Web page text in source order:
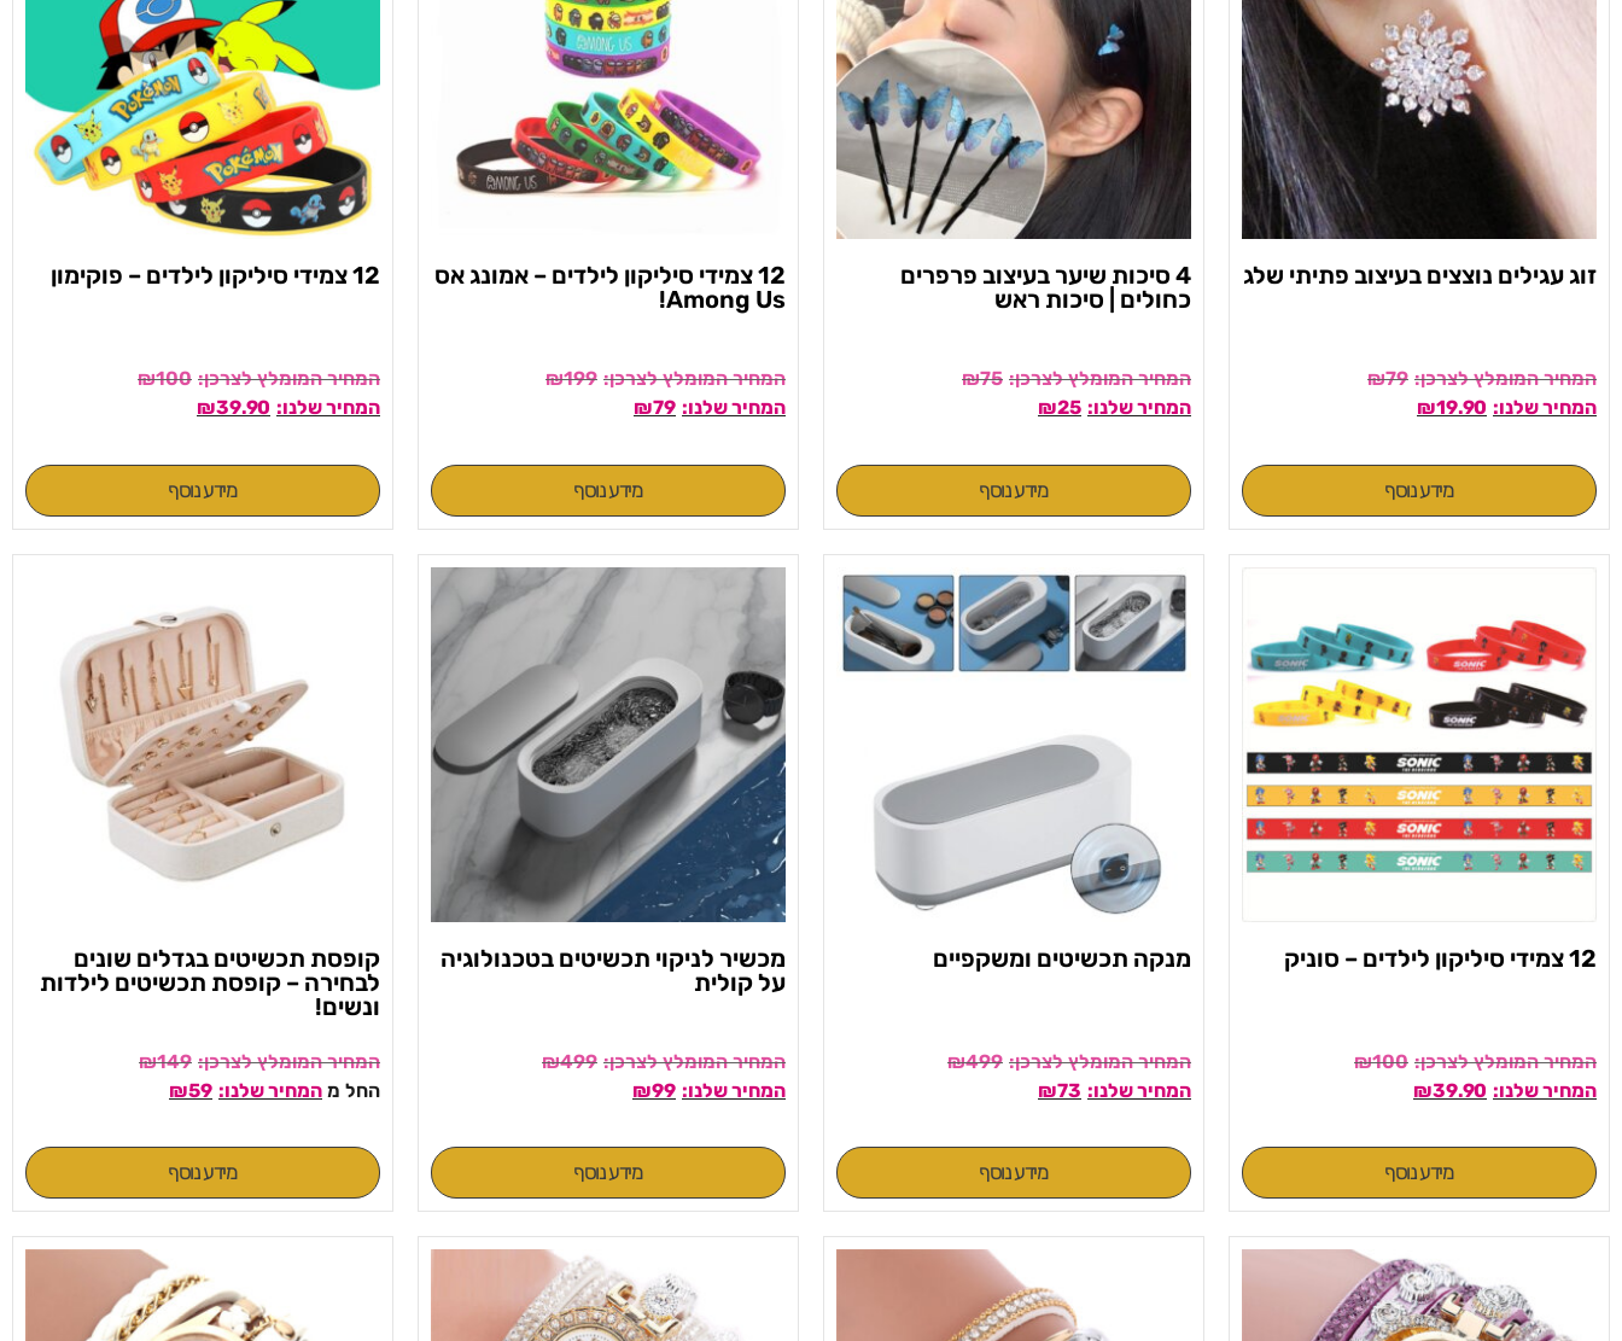
זוג עגילים נוצצים בעיצוב פתיתי שלג
₪79
₪19.90
מידע נוסף
4 סיכות שיער בעיצוב פרפרים
כחולים | סיכות ראש
₪75
₪25
מידע נוסף
12 צמידי סיליקון לילדים – אמונג אס
Among Us!
₪199
₪79
מידע נוסף
12 צמידי סיליקון לילדים – פוקימון
₪100
₪39.90
מידע נוסף
12 צמידי סיליקון לילדים – סוניק
₪100
₪39.90
מידע נוסף
מנקה תכשיטים ומשקפיים
₪499
₪73
מידע נוסף
מכשיר לניקוי תכשיטים בטכנולוגיה
על קולית
₪499
₪99
מידע נוסף
קופסת תכשיטים בגדלים שונים
לבחירה – קופסת תכשיטים לילדות
ונשים!
₪149
₪59 החל מ
מידע נוסף